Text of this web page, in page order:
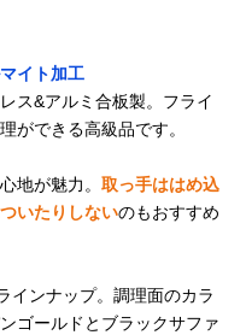
イト加工
ス&アルミ合板製。フライ
ができる高級品です。
地が魅力。 取っ手ははめ込
いたりしないのもおすすめ
インナップ。調理面のカラ
ゴールドとブラックサファ